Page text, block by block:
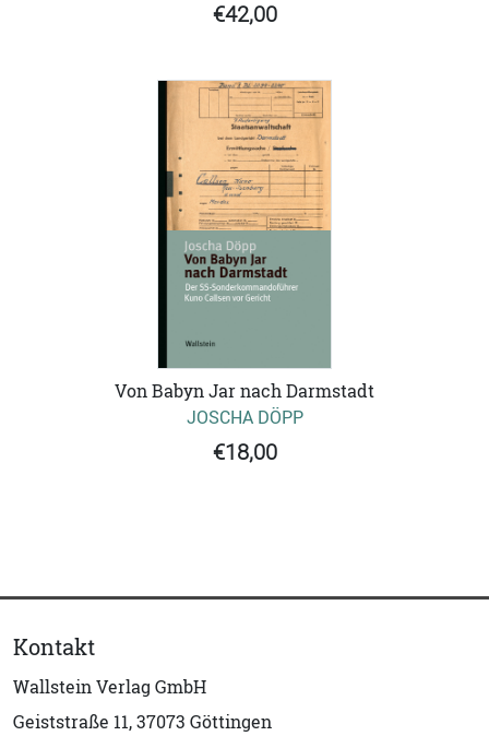
€42,00
Von Babyn Jar nach Darmstadt
JOSCHA DÖPP
€18,00
Kontakt
Wallstein Verlag GmbH
Geiststraße 11, 37073 Göttingen